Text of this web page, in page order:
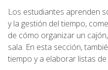
Los estudiantes aprenden
y la gestión del tiempo,
de cómo organizar un
sala. En esta sección,
tiempo y a elaborar listas